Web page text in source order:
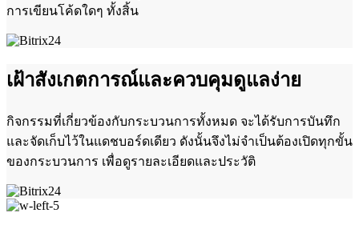
การเขียนโค้ดใดๆ ทั้งสิ้น
เฝ้าสังเกตการณ์และควบคุมดูแลง่าย
กิจกรรมที่เกี่ยวข้องกับกระบวนการทั้งหมด จะได้รับการบันทึก
และจัดเก็บไว้ในแดชบอร์ดเดียว ดังนั้นจึงไม่จำเป็นต้องเปิดทุกขั้น
ของกระบวนการ เพื่อดูรายละเอียดและประวัติ